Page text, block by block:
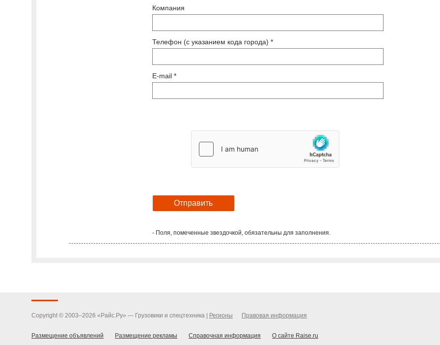
Компания
Телефон (с указанием кода города) *
E-mail *
- Поля, помеченные звездочкой, обязательны для заполнения.
Copyright © 2003–2026 «Райс.Ру» — Грузовики и спецтехника | Регионы Правовая информация
Размещение объявлений Размещение рекламы Справочная информация О сайте Raise.ru